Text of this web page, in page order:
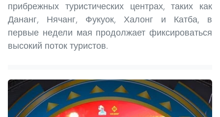
прибрежных туристических центрах, таких как
Дананг, Нячанг, Фукуок, Халонг и Катба, в
первые недели мая продолжает фиксироваться
высокий поток туристов.